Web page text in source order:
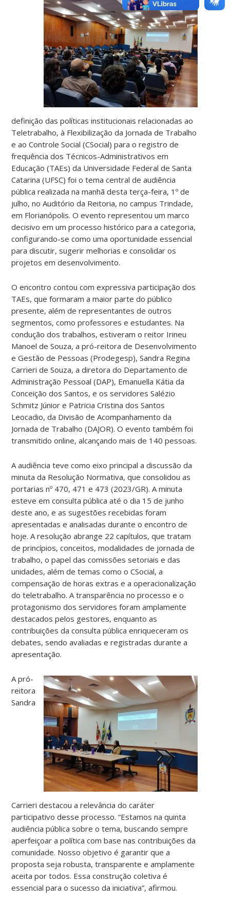
definição das políticas institucionais relacionadas ao
Teletrabalho, à Flexibilização da Jornada de Trabalho
e ao Controle Social (CSocial) para o registro de
frequência dos Técnicos-Administrativos em
Educação (TAEs) da Universidade Federal de Santa
Catarina (UFSC) foi o tema central de audiência
pública realizada na manhã desta terça-feira, 1º de
julho, no Auditório da Reitoria, no campus Trindade,
em Florianópolis. O evento representou um marco
decisivo em um processo histórico para a categoria,
configurando-se como uma oportunidade essencial
para discutir, sugerir melhorias e consolidar os
projetos em desenvolvimento.
O encontro contou com expressiva participação dos
TAEs, que formaram a maior parte do público
presente, além de representantes de outros
segmentos, como professores e estudantes. Na
condução dos trabalhos, estiveram o reitor Irineu
Manoel de Souza, a pró-reitora de Desenvolvimento
e Gestão de Pessoas (Prodegesp), Sandra Regina
Carrieri de Souza, a diretora do Departamento de
Administração Pessoal (DAP), Emanuella Kátia da
Conceição dos Santos, e os servidores Salézio
Schmitz Júnior e Patricia Cristina dos Santos
Leocadio, da Divisão de Acompanhamento da
Jornada de Trabalho (DAJOR). O evento também foi
transmitido online, alcançando mais de 140 pessoas.
A audiência teve como eixo principal a discussão da
minuta da Resolução Normativa, que consolidou as
portarias nº 470, 471 e 473 (2023/GR). A minuta
esteve em consulta pública até o dia 15 de junho
deste ano, e as sugestões recebidas foram
apresentadas e analisadas durante o encontro de
hoje. A resolução abrange 22 capítulos, que tratam
de princípios, conceitos, modalidades de jornada de
trabalho, o papel das comissões setoriais e das
unidades, além de temas como o CSocial, a
compensação de horas extras e a operacionalização
do teletrabalho. A transparência no processo e o
protagonismo dos servidores foram amplamente
destacados pelos gestores, enquanto as
contribuições da consulta pública enriqueceram os
debates, sendo avaliadas e registradas durante a
apresentação.
A pró-
reitora
Sandra
Carrieri destacou a relevância do caráter
participativo desse processo. “Estamos na quinta
audiência pública sobre o tema, buscando sempre
aperfeiçoar a política com base nas contribuições da
comunidade. Nosso objetivo é garantir que a
proposta seja robusta, transparente e amplamente
aceita por todos. Essa construção coletiva é
essencial para o sucesso da iniciativa”, afirmou.